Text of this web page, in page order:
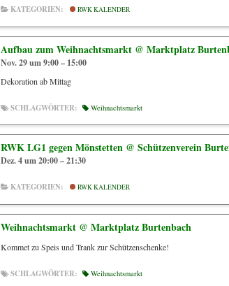
KATEGORIEN: RWK KALENDER
Aufbau zum Weihnachtsmarkt @ Marktplatz
Nov. 29 um 9:00 – 15:00
Dekoration ab Mittag
SCHLAGWÖRTER: Weihnachtsmarkt
RWK LG1 gegen Mönstetten @ Schützenverein
Dez. 4 um 20:00 – 21:30
KATEGORIEN: RWK KALENDER
Weihnachtsmarkt @ Marktplatz Burtenbach
Kommet zu Speis und Trank zur Schützenschenke!
SCHLAGWÖRTER: Weihnachtsmarkt